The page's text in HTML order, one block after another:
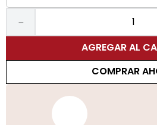
－
AGREGAR AL
COMPRAR